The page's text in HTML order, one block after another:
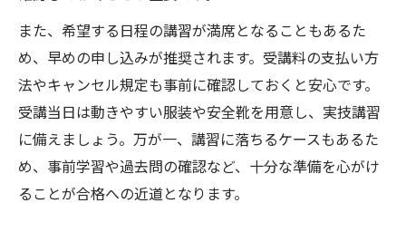
実技試験でフォークリフト操作を確実に習
得する方法
フォークリフト試験に合格するための重要
ポイント
学科・実技で落ちないための効果的な勉強
法
フォークリフト免許取得で注意すべき試験
また、希望する日程の講習が満席となることもあるた
め、早めの申し込みが推奨されます。受講料の支払い方
法やキャンセル規定も事前に確認しておくと安心です。
受講当日は動きやすい服装や安全靴を用意し、実技講習
に備えましょう。万が一、講習に落ちるケースもあるた
め、事前学習や過去問の確認など、十分な準備を心がけ
ることが合格への近道となります。